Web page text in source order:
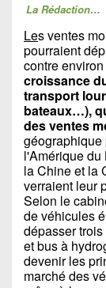
La Rédaction…
Les ventes
pourraient
contre
croissance
transport
bateaux…),
des ventes
géographique
l'Amérique du
la Chine et la
verraient leur
Selon le
de véhicules
dépasser
et bus à
devenir les
marché des